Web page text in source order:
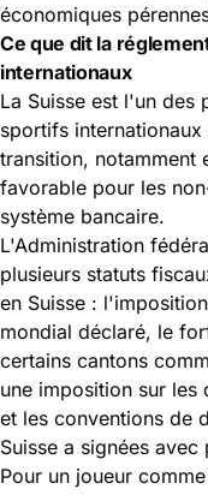
économiques
Ce que dit la
internationaux
La Suisse est l'un
sportifs
transition, notamment
favorable pour les
système bancaire.
L'Administration
plusieurs statuts
en Suisse :
mondial déclaré, le
certains cantons
une imposition sur les
et les conventions de
Suisse a signées
Pour un joueur